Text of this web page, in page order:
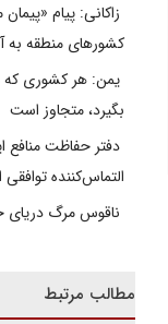
زاکانی: پیام
کشورهای منطقه به
یمن: هر کشوری که
بگیرد، متجاوز است
دفتر حفاظت منافع
التماس‌کننده
ناقوس مرگ دریای
مطالب مرتبط